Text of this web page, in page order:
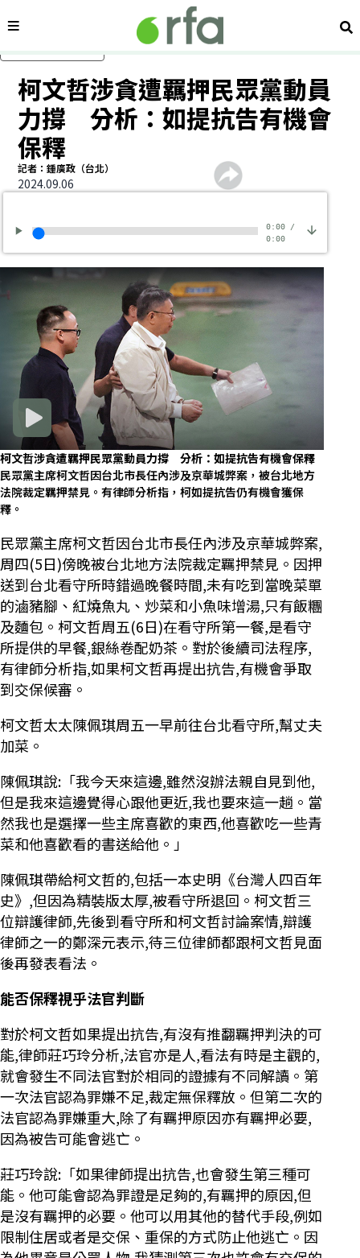
內容分類 搜
柯文哲涉貪遭羈押民眾黨動員
力撐 分析：如提抗告有機會
保釋
記者：鍾廣政（台北）
2024.09.06
0:00/
0:00
柯文哲涉貪遭羈押民眾黨動員力撐 分析：如提抗告有機會保釋
民眾黨主席柯文哲因台北市長任內涉及京華城弊案，被台北地方
法院裁定羈押禁見。有律師分析指，柯如提抗告仍有機會獲保
釋。
民眾黨主席柯文哲因台北市長任內涉及京華城弊案,
周四(5日)傍晚被台北地方法院裁定羈押禁見。因押
送到台北看守所時錯過晚餐時間,未有吃到當晚菜單
的滷豬腳、紅燒魚丸、炒菜和小魚味增湯,只有飯糰
及麵包。柯文哲周五(6日)在看守所第一餐,是看守
所提供的早餐,銀絲卷配奶茶。對於後續司法程序,
有律師分析指,如果柯文哲再提出抗告,有機會爭取
到交保候審。
柯文哲太太陳佩琪周五一早前往台北看守所,幫丈夫
加菜。
陳佩琪說:「我今天來這邊,雖然沒辦法親自見到他,
但是我來這邊覺得心跟他更近,我也要來這一趟。當
然我也是選擇一些主席喜歡的東西,他喜歡吃一些青
菜和他喜歡看的書送給他。」
陳佩琪帶給柯文哲的,包括一本史明《台灣人四百年
史》,但因為精裝版太厚,被看守所退回。柯文哲三
位辯護律師,先後到看守所和柯文哲討論案情,辯護
律師之一的鄭深元表示,待三位律師都跟柯文哲見面
後再發表看法。
能否保釋視乎法官判斷
對於柯文哲如果提出抗告,有沒有推翻羈押判決的可
能,律師莊巧玲分析,法官亦是人,看法有時是主觀的,
就會發生不同法官對於相同的證據有不同解讀。第
一次法官認為罪嫌不足,裁定無保釋放。但第二次的
法官認為罪嫌重大,除了有羈押原因亦有羈押必要,
因為被告可能會逃亡。
莊巧玲說:「如果律師提出抗告,也會發生第三種可
能。他可能會認為罪證是足夠的,有羈押的原因,但
是沒有羈押的必要。他可以用其他的替代手段,例如
限制住居或者是交保、重保的方式防止他逃亡。因